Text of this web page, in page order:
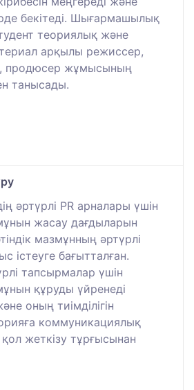
бекітеді. Шығармашылық
теориялық және
арқылы режиссер,
продюсер жұмысының
танысады.
әртүрлі PR арналары үшін
жасау дағдыларын
мазмұнның әртүрлі
істеуге бағытталған.
тапсырмалар үшін
құруды үйренеді
оның тиімділігін
коммуникациялық
жеткізу тұрғысынан